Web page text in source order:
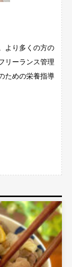
より多くの方の
リーランス管理
ための栄養指導